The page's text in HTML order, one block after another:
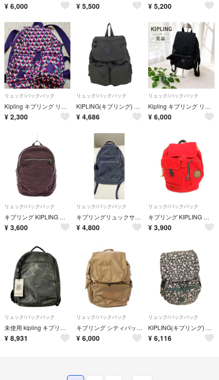
¥ 6,000 ¥ 5,500 ¥ 5,200
リュック/バックパック
Kipling キプリング リュックサック 幾何学模様 パープル系
¥ 2,300
リュック/バックパック
KIPLING(キプリング) 2way バックパック レディース バッグ
¥ 4,686
リュック/バックパック
Kipling キプリング リュックサック バックパック ブラック ナイロン
¥ 6,000
リュック/バックパック
キプリング KIPLING リュックサック デイバッグ ナイロン 紫
¥ 3,600
リュック/バックパック
キプリングリュックサック
¥ 4,800
リュック/バックパック
キプリング KIPLING リュックサック デイパック 巾着型 赤 レッド
¥ 3,900
リュック/バックパック
未使用 kipling キプリング Seoul Air S カモフラ バックパック リュック カーキ レディース 古着 中古 USED
¥ 8,931
リュック/バックパック
キプリング シティパック City Pack リュックサック デイパック
¥ 6,000
リュック/バックパック
KIPLING(キプリング) レディース バッグ バックパック
¥ 6,116